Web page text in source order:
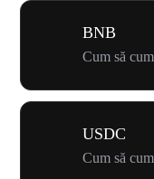
BNB
Cum să
USDC
Cum să